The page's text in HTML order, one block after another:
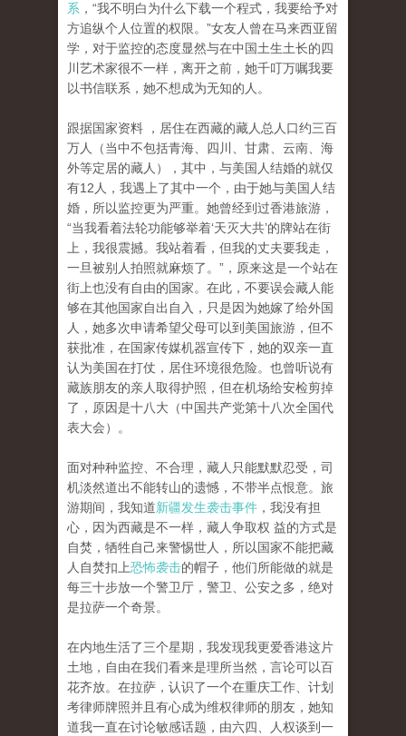
系 ，“我不明白为什么下载一个程式，我要给予对
方追纵个人位置的权限。”女友人曾在马来西亚留
学，对于监控的态度显然与在中国土生土长的四
川艺术家很不一样，离开之前，她千叮万嘱我要
以书信联系，她不想成为无知的人。
跟据国家资料 ，居住在西藏的藏人总人口约三百
万人（当中不包括青海、四川、甘肃、云南、海
外等定居的藏人），其中，与美国人结婚的就仅
有12人，我遇上了其中一个，由于她与美国人结
婚，所以监控更为严重。她曾经到过香港旅游，
“当我看着法轮功能够举着‘天灭大共’的牌站在街
上，我很震撼。我站着看，但我的丈夫要我走，
一旦被别人拍照就麻烦了。”，原来这是一个站在
街上也没有自由的国家。在此，不要误会藏人能
够在其他国家自出自入，只是因为她嫁了给外国
人，她多次申请希望父母可以到美国旅游，但不
获批准，在国家传媒机器宣传下，她的双亲一直
认为美国在打仗，居住环境很危险。也曾听说有
藏族朋友的亲人取得护照，但在机场给安检剪掉
了，原因是十八大（中国共产党第十八次全国代
表大会）。
面对种种监控、不合理，藏人只能默默忍受，司
机淡然道出不能转山的遗憾，不带半点恨意。旅
游期间，我知道新疆发生袭击事件 ，我没有担
心，因为西藏是不一样，藏人争取权 益的方式是
自焚，牺牲自己来警惕世人，所以国家不能把藏
人自焚扣上恐怖袭击的帽子，他们所能做的就是
每三十步放一个警卫厅，警卫、公安之多，绝对
是拉萨一个奇景。
在内地生活了三个星期，我发现我更爱香港这片
土地，自由在我们看来是理所当然，言论可以百
花齐放。在拉萨，认识了一个在重庆工作、计划
考律师牌照并且有心成为维权律师的朋友，她知
道我一直在讨论敏感话题，由六四、人权谈到一